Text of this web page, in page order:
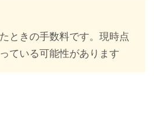
ときの手数料です。現時点
ている可能性があります